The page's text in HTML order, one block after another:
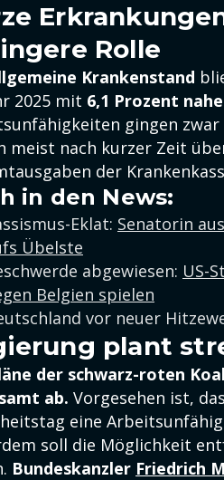
Rolle
Krankenstand
2025 mit 6,1 Prozent
gingen
meist nach kurzer Zeit
der
in den News:
Eklat: Senatorin
Übelste
abgewiesen: US-
Belgien spielen
vor neuer
plant
der schwarz-roten
ab. Vorgesehen ist,
eine
soll die Möglichkeit
Bundeskanzler Friedrich